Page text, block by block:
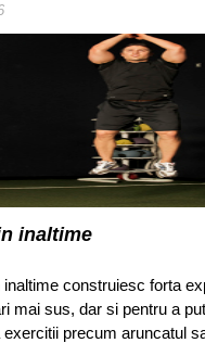
inaltime
inaltime construiesc forta
mai sus, dar si pentru a
exercitii precum aruncatul